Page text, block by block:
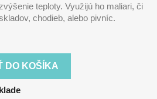
teploty. Využijú ho maliari, či
chodieb, alebo pivníc.
DO KOŠÍKA